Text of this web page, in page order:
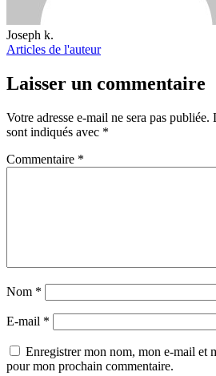
Joseph k.
Articles de l'auteur
Laisser un commentaire
Votre adresse e-mail ne sera pas publiée.
sont indiqués avec *
Commentaire *
Nom *
E-mail *
Enregistrer mon nom, mon e-mail et
pour mon prochain commentaire.